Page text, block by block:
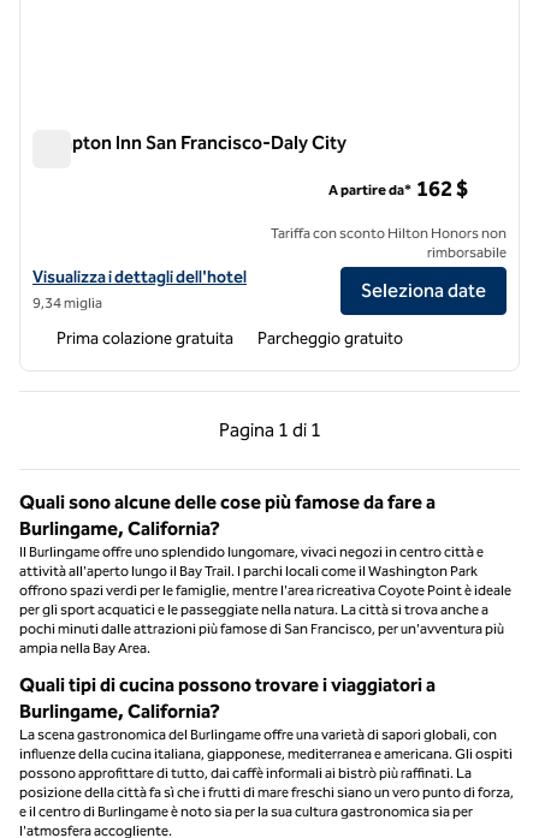
Hampton Inn San Francisco-Daly City
Visualizza i dettagli dell'hotel Hampton Inn San Francisco-Daly City
Visualizza i dettagli dell'hotel
9,34 miglia
A partire da* 162 $
Tariffa con sconto Hilton Honors non
rimborsabile
Seleziona date
Prima colazione gratuita Parcheggio gratuito
Pagina 1 di 1
Pagina precedente, 1 di 1
Pagina 1 di 1
Quali sono alcune delle cose più famose da fare a
Burlingame, California?
Il Burlingame offre uno splendido lungomare, vivaci negozi in centro città e
attività all'aperto lungo il Bay Trail. I parchi locali come il Washington Park
offrono spazi verdi per le famiglie, mentre l'area ricreativa Coyote Point è ideale
per gli sport acquatici e le passeggiate nella natura. La città si trova anche a
pochi minuti dalle attrazioni più famose di San Francisco, per un'avventura più
ampia nella Bay Area.
Quali tipi di cucina possono trovare i viaggiatori a
Burlingame, California?
La scena gastronomica del Burlingame offre una varietà di sapori globali, con
influenze della cucina italiana, giapponese, mediterranea e americana. Gli ospiti
possono approfittare di tutto, dai caffè informali ai bistrò più raffinati. La
posizione della città fa sì che i frutti di mare freschi siano un vero punto di forza,
e il centro di Burlingame è noto sia per la sua cultura gastronomica sia per
l'atmosfera accogliente.